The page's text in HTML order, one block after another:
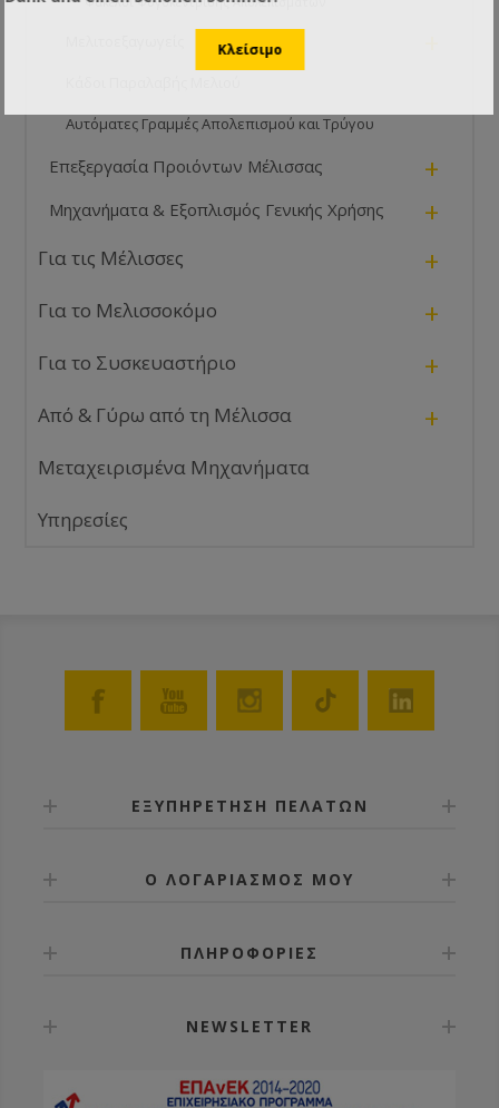
Αυτόματες Γραμμές Απολεπισμού και Τρύγου
Επεξεργασία Προιόντων Μέλισσας +
Μηχανήματα & Εξοπλισμός Γενικής Χρήσης +
Για τις Μέλισσες +
Για το Μελισσοκόμο +
Για το Συσκευαστήριο +
Από & Γύρω από τη Μέλισσα +
Μεταχειρισμένα Μηχανήματα
Υπηρεσίες
ΕΞΥΠΗΡΕΤΗΣΗ ΠΕΛΑΤΩΝ
Ο ΛΟΓΑΡΙΑΣΜΟΣ ΜΟΥ
ΠΛΗΡΟΦΟΡΙΕΣ
NEWSLETTER